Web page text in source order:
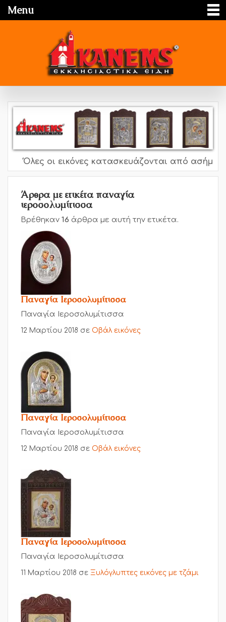
Menu
Όλες οι εικόνες κατασκευάζονται από ασήμι
Άρθρα με ετικέτα παναγία
ιεροσολυμίτισσα
Βρέθηκαν 16 άρθρα με αυτή την ετικέτα.
Παναγία Ιεροσολυμίτισσα
Παναγία Ιεροσολυμίτισσα
12 Μαρτίου 2018 σε Οβάλ εικόνες
Παναγία Ιεροσολυμίτισσα
Παναγία Ιεροσολυμίτισσα
12 Μαρτίου 2018 σε Οβάλ εικόνες
Παναγία Ιεροσολυμίτισσα
Παναγία Ιεροσολυμίτισσα
11 Μαρτίου 2018 σε Ξυλόγλυπτες εικόνες με τζάμι